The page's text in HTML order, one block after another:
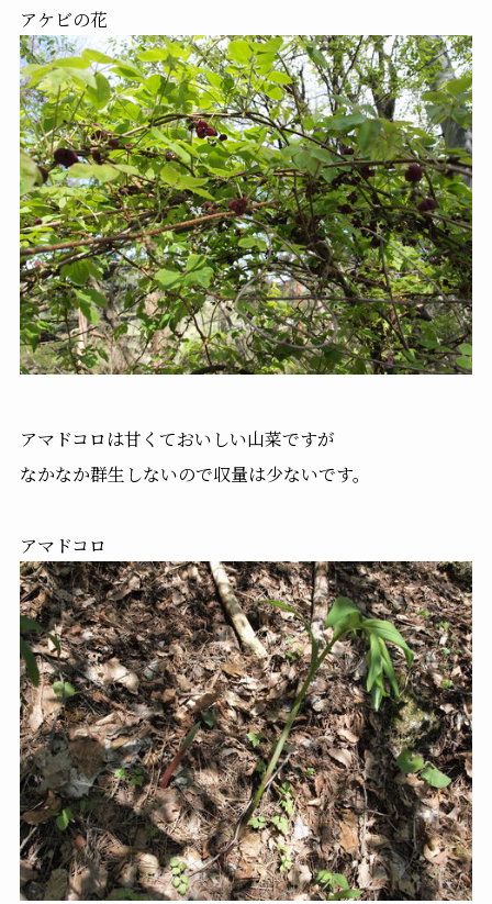
アケビの花
アマドコロは甘くておいしい山菜ですが
なかなか群生しないので収量は少ないです。
アマドコロ